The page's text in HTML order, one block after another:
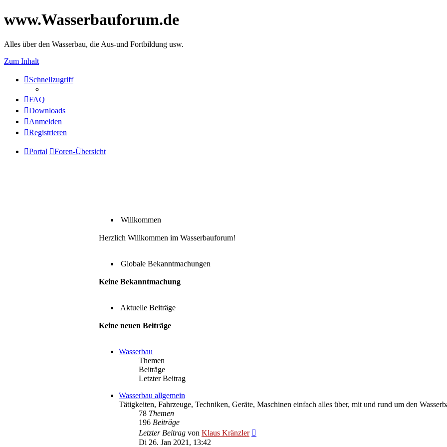
www.Wasserbauforum.de
Alles über den Wasserbau, die Aus-und Fortbildung usw.
Zum Inhalt
Schnellzugriff
FAQ
Downloads
Anmelden
Registrieren
Portal Foren-Übersicht
Willkommen
Herzlich Willkommen im Wasserbauforum!
Globale Bekanntmachungen
Keine Bekanntmachung
Aktuelle Beiträge
Keine neuen Beiträge
Wasserbau
Themen
Beiträge
Letzter Beitrag
Wasserbau allgemein
Tätigkeiten, Fahrzeuge, Techniken, Geräte, Maschinen einfach alles über, mit und rund um den
78 Themen
196 Beiträge
Letzter Beitrag von Klaus Kränzler
Di 26. Jan 2021, 13:42